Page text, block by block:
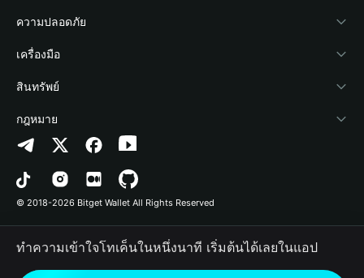
Academy
ข่าวสารด้านคริปโต
ศูนย์ช่วยเหลือ
ติดต่อเรา
ทรัพยากรข้อมูลของแบรนด์
อาชีพ
Stablecoin Earn
Payfi Crypto
Crypto Swap API
Altcoin Season Index
Prediction Markets
DApp
RWA
นักพัฒนา
เชื่อมต่อ Wallet
Bitget Wallet Pay
ลิสต์โปรเจกต์
ความปลอดภัย
Protection Fund
เทคโนโลยีความปลอดภัย
เครื่องมือ
ซื้อคริปโต
การตรวจจับการอนุญาต
การตรวจจับสัญญา
การโอนเป็นชุด
สินทรัพย์
Arbitrum
Avalanche
Bitcoin
Polygon
กฎหมาย
นโยบายความเป็นส่วนตัว
ข้อตกลงในการใช้บริการ
© 2018-2026 Bitget Wallet All Rights Reserved
ทำความเข้าใจโทเค็นในหนึ่งนาที เริ่มต้นได้เลยในแอป